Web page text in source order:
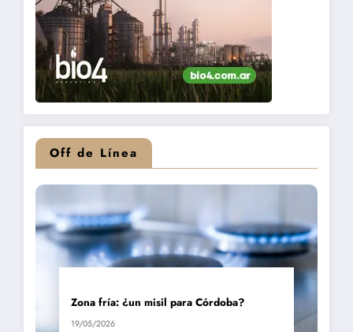
Off de Línea
Zona fría: ¿un misil para Córdoba?
19/05/2026